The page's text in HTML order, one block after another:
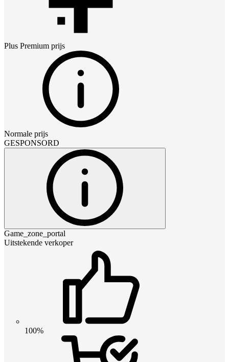
Plus Premium prijs
Normale prijs
GESPONSORD
Game_zone_portal
Uitstekende verkoper
100%